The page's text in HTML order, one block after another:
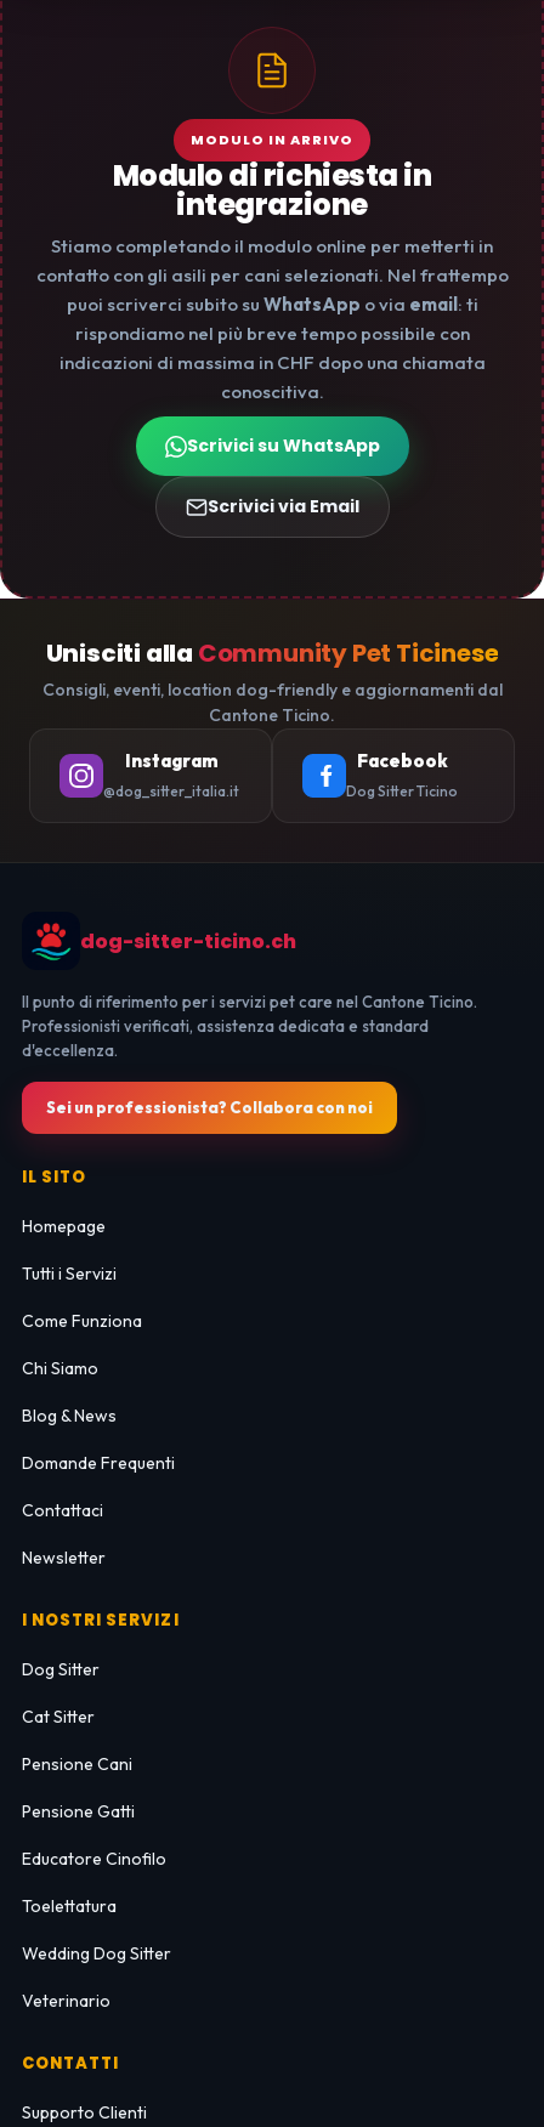
MODULO IN ARRIVO
Modulo di richiesta in
integrazione
Stiamo completando il modulo online per metterti in
contatto con gli asili per cani selezionati. Nel frattempo
puoi scriverci subito su WhatsApp o via email: ti
rispondiamo nel più breve tempo possibile con
indicazioni di massima in CHF dopo una chiamata
conoscitiva.
Scrivici su WhatsApp
Scrivici via Email
Unisciti alla Community Pet Ticinese
Consigli, eventi, location dog-friendly e aggiornamenti dal
Cantone Ticino.
Instagram
@dog_sitter_italia.it
Facebook
Dog Sitter Ticino
dog-sitter-ticino.ch
Il punto di riferimento per i servizi pet care nel Cantone Ticino.
Professionisti verificati, assistenza dedicata e standard
d'eccellenza.
Sei un professionista? Collabora con noi
IL SITO
Homepage
Tutti i Servizi
Come Funziona
Chi Siamo
Blog & News
Domande Frequenti
Contattaci
Newsletter
I NOSTRI SERVIZI
Dog Sitter
Cat Sitter
Pensione Cani
Pensione Gatti
Educatore Cinofilo
Toelettatura
Wedding Dog Sitter
Veterinario
CONTATTI
Supporto Clienti